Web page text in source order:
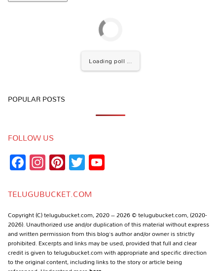
Loading poll ...
POPULAR POSTS
FOLLOW US
Facebook
Instagram
Pinterest
Twitter
TELUGUBUCKET.COM
Copyright (C) telugubucket.com, 2020 – 2026 © telugubucket.com, (2020-
2026). Unauthorized use and/or duplication of this material without express
and written permission from this blog’s author and/or owner is strictly
prohibited. Excerpts and links may be used, provided that full and clear
credit is given to telugubucket.com with appropriate and specific direction
to the original content, including links to the story or article being